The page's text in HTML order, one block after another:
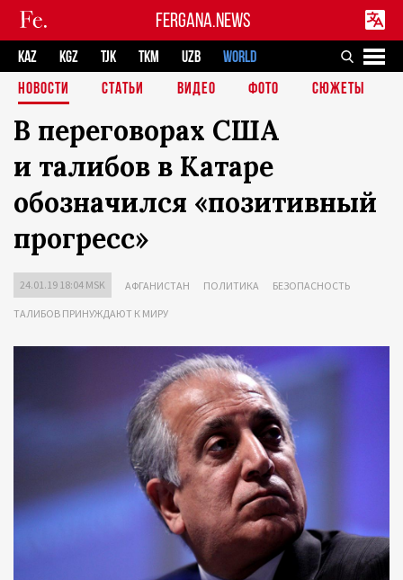
FERGANA.NEWS
KAZ KGZ TJK TKM UZB
WORLD
НОВОСТИ
СТАТЬИ ВИДЕО ФОТО СЮЖЕТЫ
В переговорах США
и талибов в Катаре
обозначился «позитивный
прогресс»
24.01.19 18:04 MSK АФГАНИСТАН ПОЛИТИКА БЕЗОПАСНОСТЬ
ТАЛИБОВ ПРИНУЖДАЮТ К МИРУ